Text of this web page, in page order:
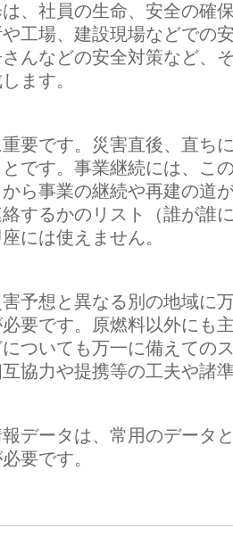
、社員の生命、安全の確
工場、建設現場などでの
んなどの安全対策など、
ます。
要です。災害直後、直ち
です。事業継続には、こ
ら事業の継続や再建の道
するかのリスト（誰が誰
には使えません。
予想と異なる別の地域に
要です。原燃料以外にも
ついても万一に備えての
協力や提携等の工夫や諸
データは、常用のデータ
要です。